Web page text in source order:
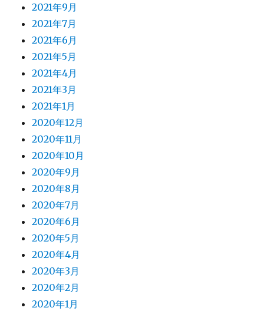
2021年9月
2021年7月
2021年6月
2021年5月
2021年4月
2021年3月
2021年1月
2020年12月
2020年11月
2020年10月
2020年9月
2020年8月
2020年7月
2020年6月
2020年5月
2020年4月
2020年3月
2020年2月
2020年1月